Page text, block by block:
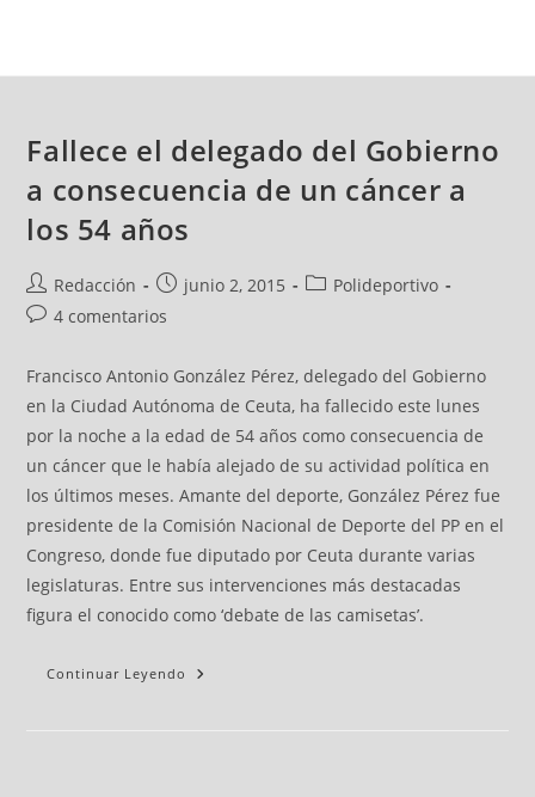
Fallece el delegado del Gobierno
a consecuencia de un cáncer a
los 54 años
Redacción junio 2, 2015
Polideportivo
4 comentarios
Francisco Antonio González Pérez, delegado del Gobierno
en la Ciudad Autónoma de Ceuta, ha fallecido este lunes
por la noche a la edad de 54 años como consecuencia de
un cáncer que le había alejado de su actividad política en
los últimos meses. Amante del deporte, González Pérez fue
presidente de la Comisión Nacional de Deporte del PP en el
Congreso, donde fue diputado por Ceuta durante varias
legislaturas. Entre sus intervenciones más destacadas
figura el conocido como ‘debate de las camisetas’.
Continuar Leyendo